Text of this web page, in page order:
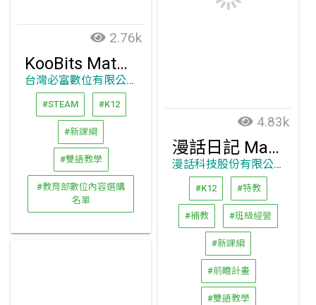
2.76k
KooBits Math – 國小數學自主學習平台和教師資料庫
台灣必富數位有限公司
#STEAM #K12
#新課綱
#雙語教學
#教育部數位內容選購
名單
4.83k
漫話日記 MangaChat
漫話科技股份有限公司
#K12 #特教
#補教 #班級經營
#新課綱
#前瞻計畫
#雙語教學